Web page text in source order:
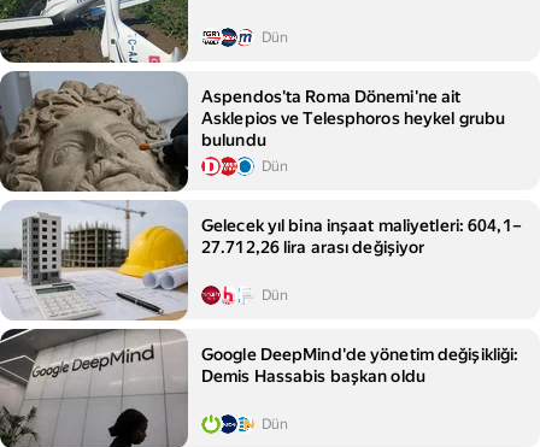
Dün
Aspendos'ta Roma Dönemi'ne ait
Asklepios ve Telesphoros heykel grubu
bulundu
Dün
Gelecek yıl bina inşaat maliyetleri: 604,1–
27.712,26 lira arası değişiyor
Dün
Google DeepMind'de yönetim değişikliği:
Demis Hassabis başkan oldu
Dün